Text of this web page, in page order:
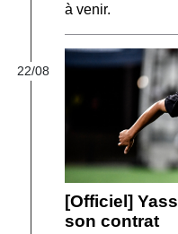
à venir.
22/08
[Officiel]
son contrat